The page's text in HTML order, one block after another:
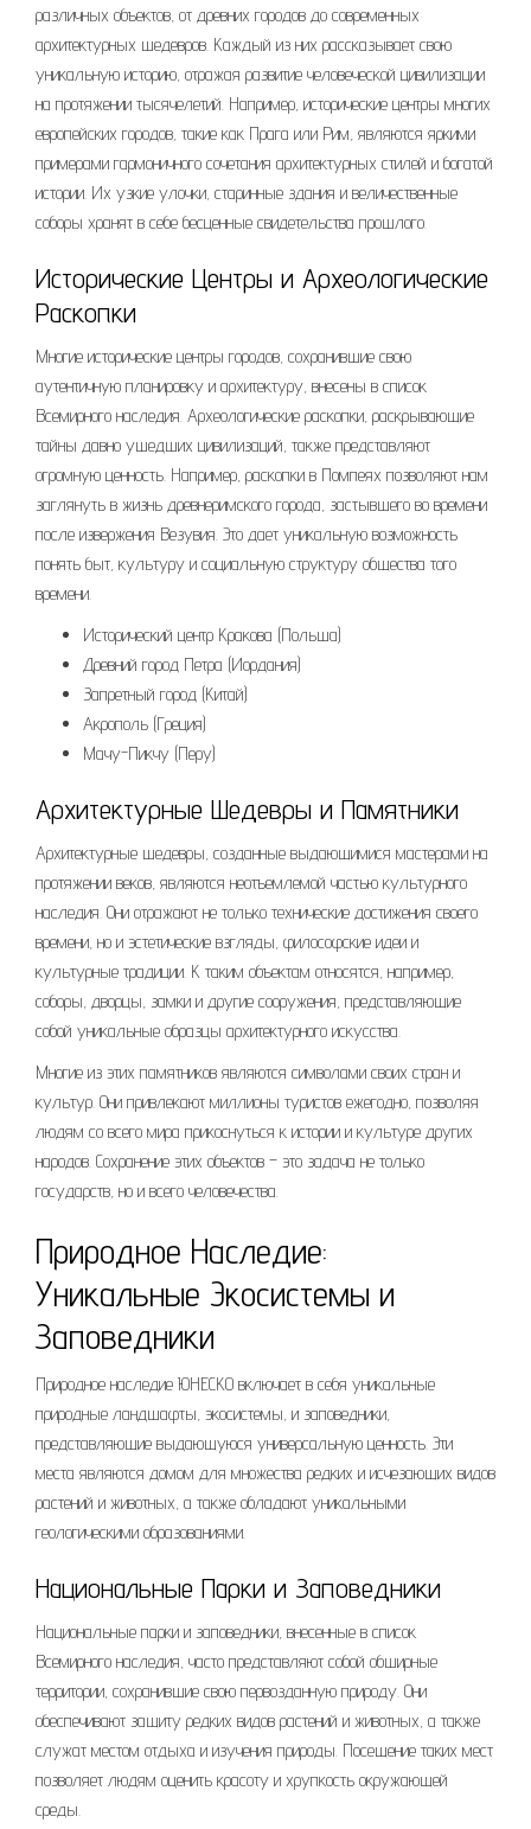
различных объектов, от древних городов до современных
архитектурных шедевров. Каждый из них рассказывает свою
уникальную историю, отражая развитие человеческой цивилизации
на протяжении тысячелетий. Например, исторические центры многих
европейских городов, такие как Прага или Рим, являются яркими
примерами гармоничного сочетания архитектурных стилей и богатой
истории. Их узкие улочки, старинные здания и величественные
соборы хранят в себе бесценные свидетельства прошлого.
Исторические Центры и Археологические
Раскопки
Многие исторические центры городов, сохранившие свою
аутентичную планировку и архитектуру, внесены в список
Всемирного наследия. Археологические раскопки, раскрывающие
тайны давно ушедших цивилизаций, также представляют
огромную ценность. Например, раскопки в Помпеях позволяют нам
заглянуть в жизнь древнеримского города, застывшего во времени
после извержения Везувия. Это дает уникальную возможность
понять быт, культуру и социальную структуру общества того
времени.
Исторический центр Кракова (Польша)
Древний город Петра (Иордания)
Запретный город (Китай)
Акрополь (Греция)
Мачу-Пикчу (Перу)
Архитектурные Шедевры и Памятники
Архитектурные шедевры, созданные выдающимися мастерами на
протяжении веков, являются неотъемлемой частью культурного
наследия. Они отражают не только технические достижения своего
времени, но и эстетические взгляды, философские идеи и
культурные традиции. К таким объектам относятся, например,
соборы, дворцы, замки и другие сооружения, представляющие
собой уникальные образцы архитектурного искусства.
Многие из этих памятников являются символами своих стран и
культур. Они привлекают миллионы туристов ежегодно, позволяя
людям со всего мира прикоснуться к истории и культуре других
народов. Сохранение этих объектов – это задача не только
государств, но и всего человечества.
Природное Наследие:
Уникальные Экосистемы и
Заповедники
Природное наследие ЮНЕСКО включает в себя уникальные
природные ландшафты, экосистемы, и заповедники,
представляющие выдающуюся универсальную ценность. Эти
места являются домом для множества редких и исчезающих видов
растений и животных, а также обладают уникальными
геологическими образованиями.
Национальные Парки и Заповедники
Национальные парки и заповедники, внесенные в список
Всемирного наследия, часто представляют собой обширные
территории, сохранившие свою первозданную природу. Они
обеспечивают защиту редких видов растений и животных, а также
служат местом отдыха и изучения природы. Посещение таких мест
позволяет людям оценить красоту и хрупкость окружающей
среды.